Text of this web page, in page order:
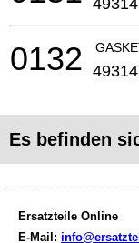
0132
Es befinden
Ersatzteile Online
E-Mail: